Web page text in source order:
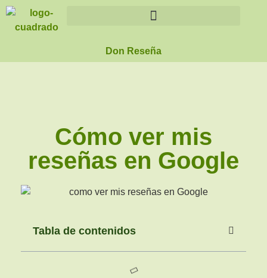
Don Reseña
Cómo ver mis
reseñas en Google
Tabla de contenidos